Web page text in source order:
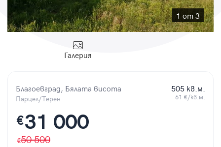
1 от 3
Галерия
Благоевград, Бялата висота
Парцел/Терен
505 кв.м.
61 €/кв.м.
€31 000
50 500
Парола
Регистрация